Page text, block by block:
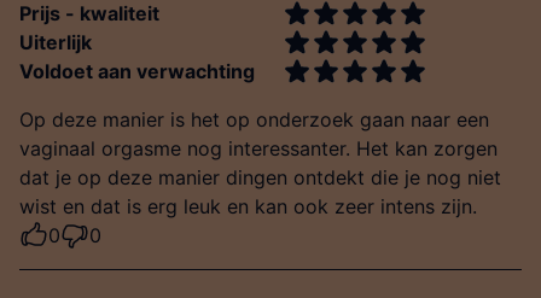
Prijs - kwaliteit
Uiterlijk
Voldoet aan verwachting
Op deze manier is het op onderzoek gaan naar een
vaginaal orgasme nog interessanter. Het kan zorgen
dat je op deze manier dingen ontdekt die je nog niet
wist en dat is erg leuk en kan ook zeer intens zijn.
0
0